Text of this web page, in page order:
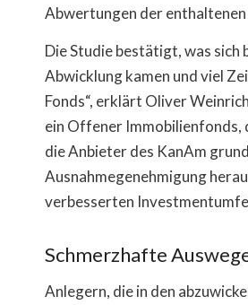
Abwertungen der
Die Studie bestätigt, was sich
Abwicklung kamen und viel
Fonds“, erklärt Oliver
ein Offener Immobilienfonds,
die Anbieter des KanAm
Ausnahmegenehmigung
verbesserten
Schmerzhafte
Anlegern, die in den